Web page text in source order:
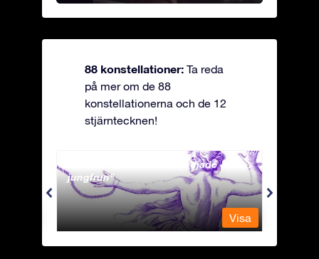
88 konstellationer: Ta reda
på mer om de 88
konstellationerna och de 12
stjärntecknen!
Andromeda - Den fastkedjade
jungfrun
Visa